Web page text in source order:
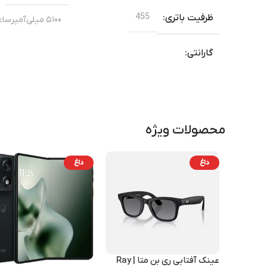
ظرفیت باتری 455
گارانتی
رنگ
۵۱۰۰ میلی‌آمپرساعتی
تراشه G4
آبی,
دوربین جلو
محصولات ویژه
داغ
عینک آفتابی ری بن متا | Ray
داغ